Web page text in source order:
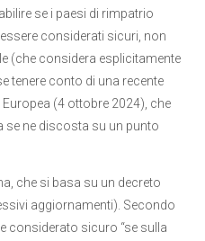
se i paesi di rimpatrio
considerati sicuri, non
(che considera esplicitamente
tenere conto di una recente
(4 ottobre 2024), che
se ne discosta su un punto
che si basa su un decreto
aggiornamenti). Secondo
considerato sicuro “se sulla